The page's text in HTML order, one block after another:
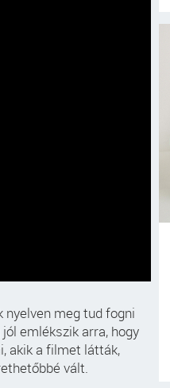
meg tud fogni
emlékszik arra, hogy
akik a filmet látták,
vált.